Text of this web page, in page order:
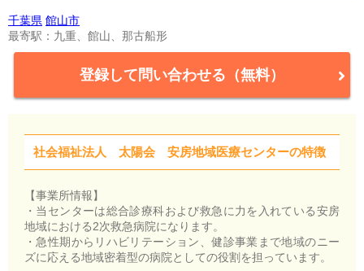
千葉県 館山市
最寄駅：九重、館山、那古船形
登録して問い合わせる（無料）
社会福祉法人 太陽会 安房地域医療センターの特徴
【事業所情報】
・当センターは総合診療科および救急に力を入れている安房
地域における2次救急病院になります。
・急性期からリハビリテーション、健診事業まで地域のニー
ズに応える地域密着型の病院としての役割を担っています。